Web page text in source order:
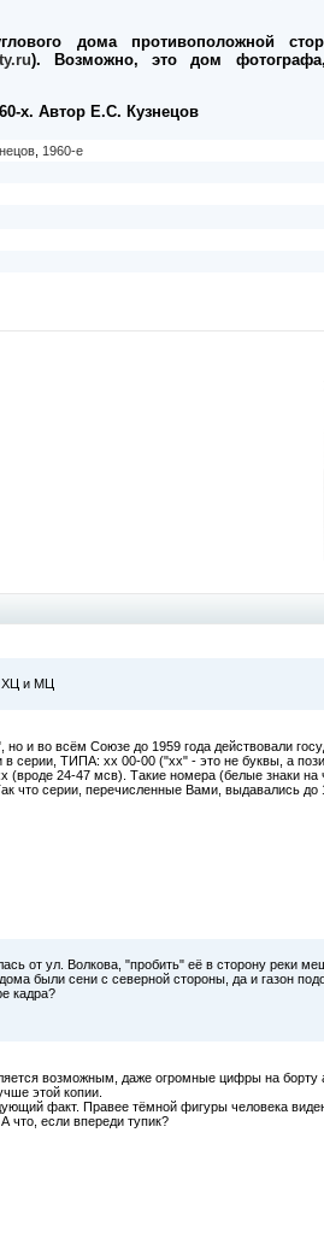
дома противоположной
). Возможно, это дом
х. Автор Е.С. Кузнецов
1960-е
ХЦ и МЦ
и во всём Союзе до 1959 года действовали
серии, ТИПА: хх 00-00 ("хх" - это не буквы, а
(вроде 24-47 мсв). Такие номера (белые знаки
что серии, перечисленные Вами, выдавались
от ул. Волкова, "пробить" её в сторону реки
были сени с северной стороны, да и газон
кадра?
возможным, даже огромные цифры на борту
этой копии.
факт. Правее тёмной фигуры человека виден
что, если впереди тупик?